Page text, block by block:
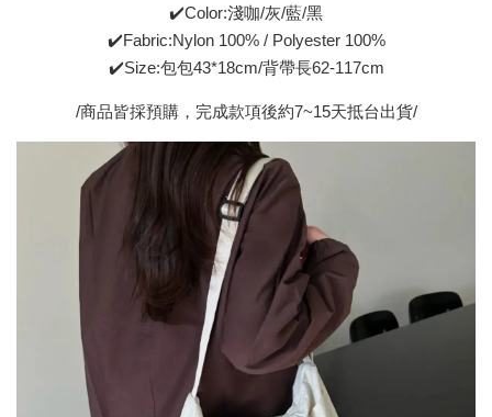
✔️Color:淺咖/灰/藍/黑
✔️Fabric:Nylon 100% / Polyester 100%
✔️Size:包包43*18cm/背帶長62-117cm
/商品皆採預購，完成款項後約7~15天抵台出貨/